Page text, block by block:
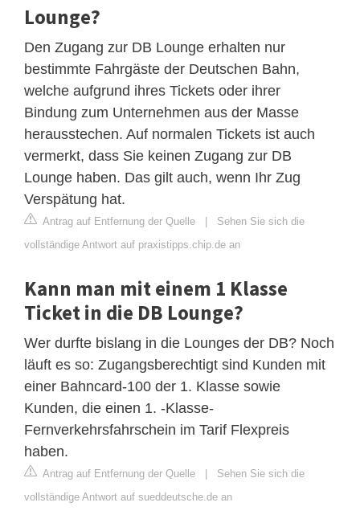
Lounge?
Den Zugang zur DB Lounge erhalten nur
bestimmte Fahrgäste der Deutschen Bahn,
welche aufgrund ihres Tickets oder ihrer
Bindung zum Unternehmen aus der Masse
herausstechen. Auf normalen Tickets ist auch
vermerkt, dass Sie keinen Zugang zur DB
Lounge haben. Das gilt auch, wenn Ihr Zug
Verspätung hat.
Antrag auf Entfernung der Quelle | Sehen Sie sich die
vollständige Antwort auf praxistipps.chip.de an
Kann man mit einem 1 Klasse
Ticket in die DB Lounge?
Wer durfte bislang in die Lounges der DB? Noch
läuft es so: Zugangsberechtigt sind Kunden mit
einer Bahncard-100 der 1. Klasse sowie
Kunden, die einen 1. -Klasse-
Fernverkehrsfahrschein im Tarif Flexpreis
haben.
Antrag auf Entfernung der Quelle | Sehen Sie sich die
vollständige Antwort auf sueddeutsche.de an